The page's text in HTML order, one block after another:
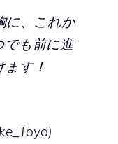
に、これか
でも前に進
す！